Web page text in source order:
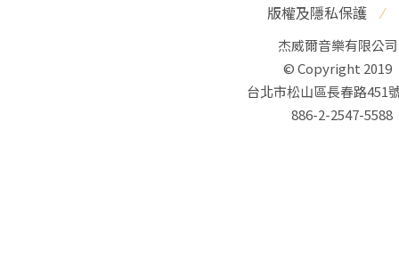
版權及隱私保護 ⁄
杰威爾音樂有限公司
© Copyright 2019
台北市松山區長春路451
886-2-2547-5588